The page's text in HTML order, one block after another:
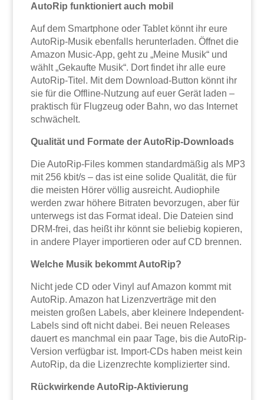
AutoRip funktioniert auch mobil
Auf dem Smartphone oder Tablet könnt ihr eure
AutoRip-Musik ebenfalls herunterladen. Öffnet die
Amazon Music-App, geht zu „Meine Musik“ und
wählt „Gekaufte Musik“. Dort findet ihr alle eure
AutoRip-Titel. Mit dem Download-Button könnt ihr
sie für die Offline-Nutzung auf euer Gerät laden –
praktisch für Flugzeug oder Bahn, wo das Internet
schwächelt.
Qualität und Formate der AutoRip-Downloads
Die AutoRip-Files kommen standardmäßig als MP3
mit 256 kbit/s – das ist eine solide Qualität, die für
die meisten Hörer völlig ausreicht. Audiophile
werden zwar höhere Bitraten bevorzugen, aber für
unterwegs ist das Format ideal. Die Dateien sind
DRM-frei, das heißt ihr könnt sie beliebig kopieren,
in andere Player importieren oder auf CD brennen.
Welche Musik bekommt AutoRip?
Nicht jede CD oder Vinyl auf Amazon kommt mit
AutoRip. Amazon hat Lizenzverträge mit den
meisten großen Labels, aber kleinere Independent-
Labels sind oft nicht dabei. Bei neuen Releases
dauert es manchmal ein paar Tage, bis die AutoRip-
Version verfügbar ist. Import-CDs haben meist kein
AutoRip, da die Lizenzrechte komplizierter sind.
Rückwirkende AutoRip-Aktivierung